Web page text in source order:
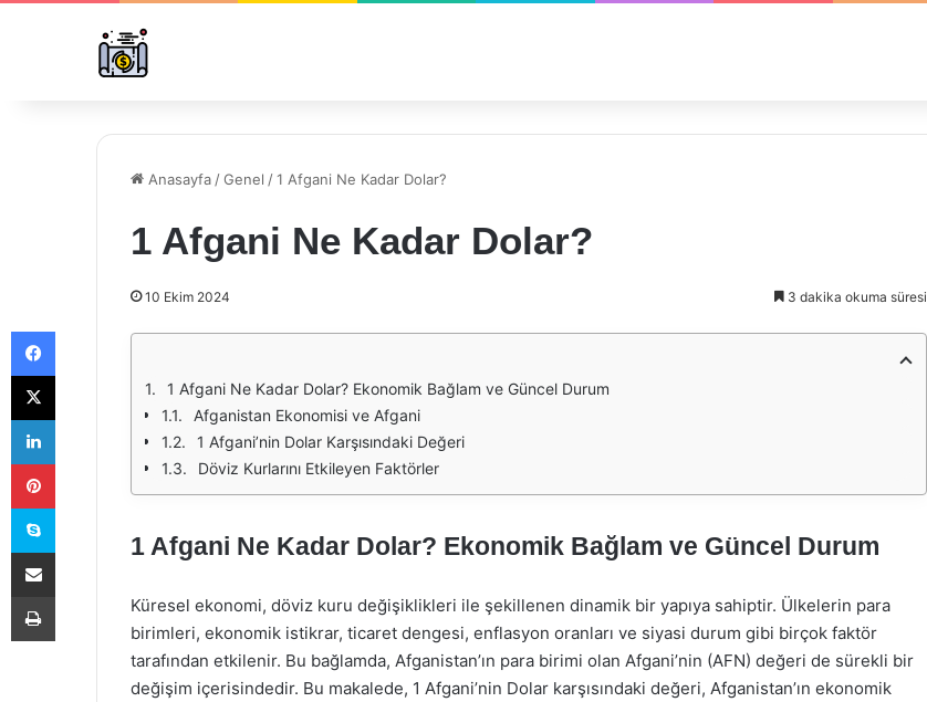
Anasayfa /Genel /1 Afgani Ne Kadar Dolar?
1 Afgani Ne Kadar Dolar?
10 Ekim 2024 3 dakika okuma süresi
1 Afgani Ne Kadar Dolar? Ekonomik Bağlam ve Güncel Durum
Afganistan Ekonomisi ve Afgani
1 Afgani’nin Dolar Karşısındaki Değeri
Döviz Kurlarını Etkileyen Faktörler
1 Afgani Ne Kadar Dolar? Ekonomik Bağlam ve Güncel Durum
Küresel ekonomi, döviz kuru değişiklikleri ile şekillenen dinamik bir yapıya sahiptir. Ülkelerin para
birimleri, ekonomik istikrar, ticaret dengesi, enflasyon oranları ve siyasi durum gibi birçok faktör
tarafından etkilenir. Bu bağlamda, Afganistan’ın para birimi olan Afgani’nin (AFN) değeri de sürekli bir
değişim içerisindedir. Bu makalede, 1 Afgani’nin Dolar karşısındaki değeri, Afganistan’ın ekonomik
Facebook
X
LinkedIn
Pinterest
Skype
E-Posta ile paylaş